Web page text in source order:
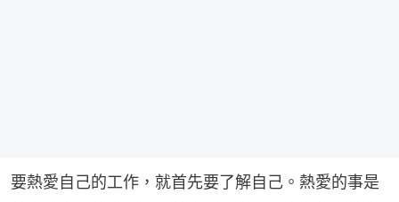
要熱愛自己的工作，就首先要了解自己。熱愛的事是